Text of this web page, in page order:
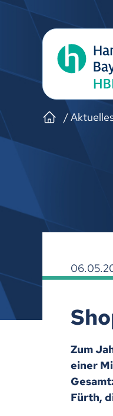
Zum
einer
Fürth,